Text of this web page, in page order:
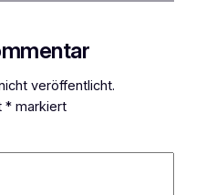
veröffentlicht.
*markiert